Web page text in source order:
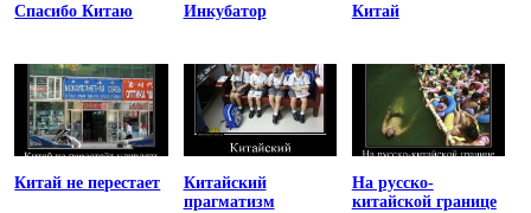
Спасибо Китаю Инкубатор Китай
Китай не перестает
Китайский
прагматизм
На русско-
китайской границе